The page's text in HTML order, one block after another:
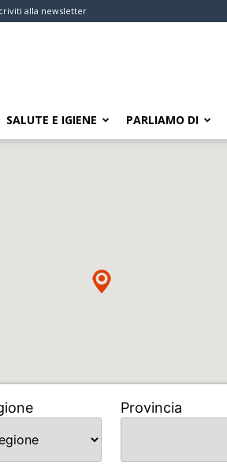
alla newsletter
SALUTE E IGIENE PARLIAMO DI
Provincia